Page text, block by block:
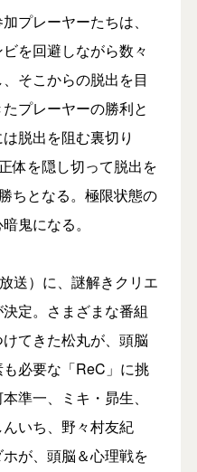
プレーヤーたちは、
を回避しながら数々
そこからの脱出を目
プレーヤーの勝利と
脱出を阻む裏切り
体を隠し切って脱出を
ちとなる。極限状態の
鬼になる。
送）に、謎解きクリエ
定。さまざまな番組
てきた松丸が、頭脳
必要な「ReC」に挑
準一、ミキ・昴生、
いち、野々村友紀
が、頭脳＆心理戦を